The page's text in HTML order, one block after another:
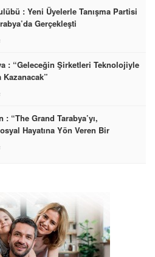
: Yeni Üyelerle Tanışma Partisi
Gerçekleşti
: “Geleceğin Şirketleri Teknolojiyle
: “The Grand Tarabya’yı,
Hayatına Yön Veren Bir
Getirmeyi Hedefliyorum”